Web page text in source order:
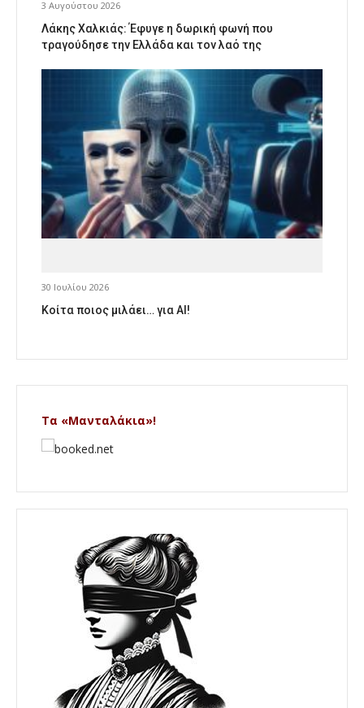
3 Αυγούστου 2026
Λάκης Χαλκιάς: Έφυγε η δωρική φωνή που
τραγούδησε την Ελλάδα και τον λαό της
30 Ιουλίου 2026
Κοίτα ποιος μιλάει… για AI!
Τα «Μανταλάκια»!